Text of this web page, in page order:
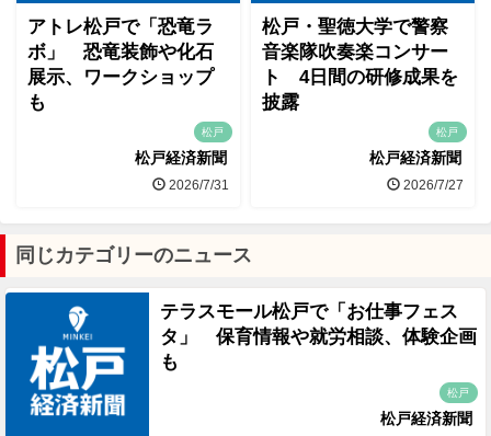
アトレ松戸で「恐竜ラ
ボ」 恐竜装飾や化石
展示、ワークショップ
も
松戸
松戸経済新聞
2026/7/31
松戸・聖徳大学で警察
音楽隊吹奏楽コンサー
ト 4日間の研修成果を
披露
松戸
松戸経済新聞
2026/7/27
同じカテゴリーのニュース
テラスモール松戸で「お仕事フェス
タ」 保育情報や就労相談、体験企画
も
松戸
松戸経済新聞